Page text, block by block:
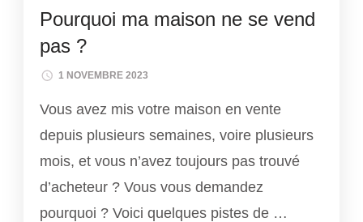
Pourquoi ma maison ne se vend
pas ?
1 NOVEMBRE 2023
Vous avez mis votre maison en vente
depuis plusieurs semaines, voire plusieurs
mois, et vous n’avez toujours pas trouvé
d’acheteur ? Vous vous demandez
pourquoi ? Voici quelques pistes de …